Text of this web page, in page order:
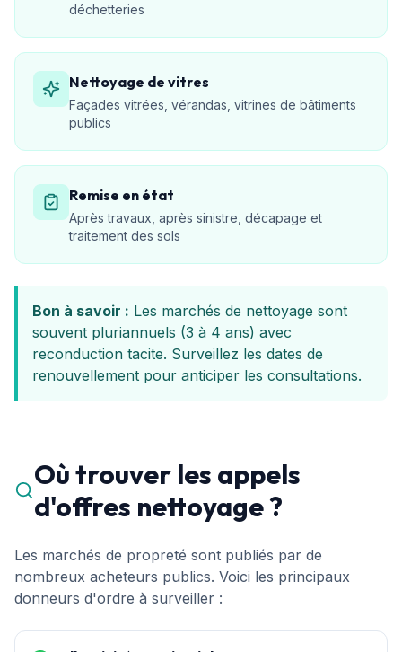
déchetteries
Nettoyage de vitres
Façades vitrées, vérandas, vitrines de bâtiments
publics
Remise en état
Après travaux, après sinistre, décapage et
traitement des sols
Bon à savoir : Les marchés de nettoyage sont
souvent pluriannuels (3 à 4 ans) avec
reconduction tacite. Surveillez les dates de
renouvellement pour anticiper les consultations.
Où trouver les appels
d'offres nettoyage ?
Les marchés de propreté sont publiés par de
nombreux acheteurs publics. Voici les principaux
donneurs d'ordre à surveiller :